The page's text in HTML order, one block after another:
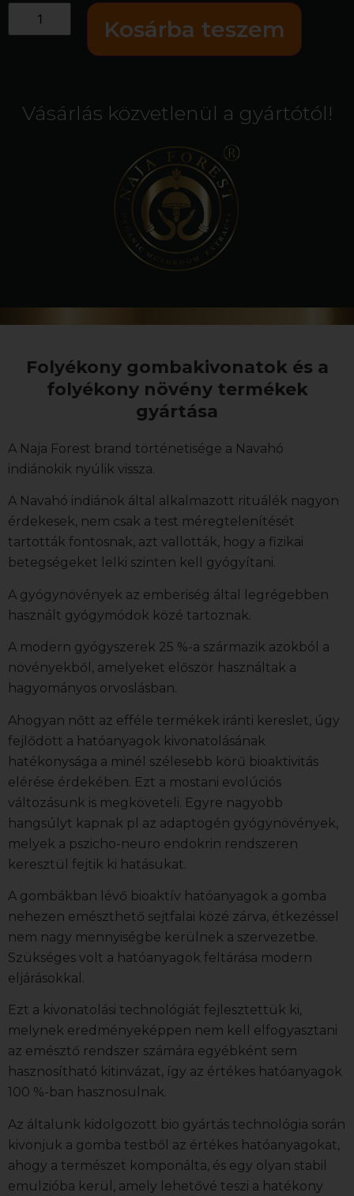
Kosárba teszem
Vásárlás közvetlenül a gyártótól!
Folyékony gombakivonatok és a
folyékony növény termékek
gyártása
A Naja Forest brand történetisége a Navahó
indiánokik nyúlik vissza.
A Navahó indiánok által alkalmazott rituálék nagyon
érdekesek, nem csak a test méregtelenítését
tartották fontosnak, azt vallották, hogy a fizikai
betegségeket lelki szinten kell gyógyítani.
A gyógynövények az emberiség által legrégebben
használt gyógymódok közé tartoznak.
A modern gyógyszerek 25 %-a származik azokból a
növényekből, amelyeket először használtak a
hagyományos orvoslásban.
Ahogyan nőtt az efféle termékek iránti kereslet, úgy
fejlődött a hatóanyagok kivonatolásának
hatékonysága a minél szélesebb körű bioaktivitás
elérése érdekében. Ezt a mostani evolúciós
változásunk is megköveteli. Egyre nagyobb
hangsúlyt kapnak pl az adaptogén gyógynövények,
melyek a pszicho-neuro endokrin rendszeren
keresztül fejtik ki hatásukat.
A gombákban lévő bioaktív hatóanyagok a gomba
nehezen emészthető sejtfalai közé zárva, étkezéssel
nem nagy mennyiségbe kerülnek a szervezetbe.
Szükséges volt a hatóanyagok feltárása modern
eljárásokkal.
Ezt a kivonatolási technológiát fejlesztettük ki,
melynek eredményeképpen nem kell elfogyasztani
az emésztő rendszer számára egyébként sem
hasznosítható kitinvázat, így az értékes hatóanyagok
100 %-ban hasznosulnak.
Az általunk kidolgozott bio gyártás technológia során
kivonjuk a gomba testből az értékes hatóanyagokat,
ahogy a természet komponálta, és egy olyan stabil
emulzióba kerül, amely lehetővé teszi a hatékony